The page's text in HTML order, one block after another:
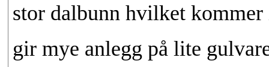
stor dalbunn hvilket
gir mye anlegg på lite